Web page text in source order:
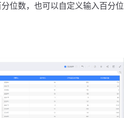
位数，也可以自定义输入百分位